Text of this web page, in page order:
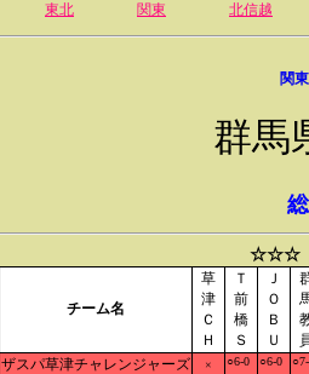
東北 関東 北信越
関
群馬
☆☆☆
チーム名
草
津
Ｃ
Ｈ
Ｔ
前
橋
Ｓ
Ｊ
Ｏ
Ｂ
Ｕ
ザスパ草津チャレンジャーズ × ○6-0 ○6-0